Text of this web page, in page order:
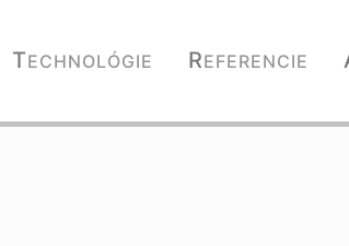
TECHNOLÓGIE REFERENCIE